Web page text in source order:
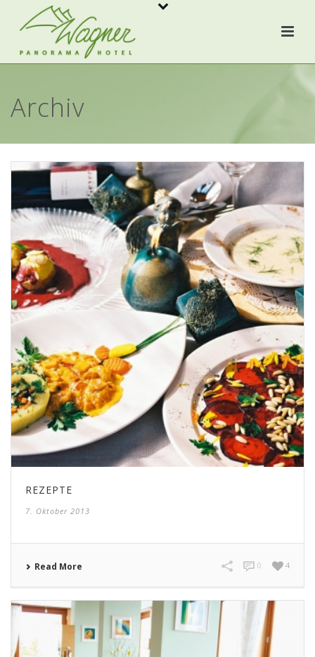
Archiv
REZEPTE
7. Oktober 2013
Read More 4
0